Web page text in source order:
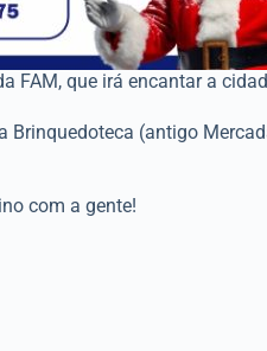
FAM, que irá encantar a
(antigo
com a gente!